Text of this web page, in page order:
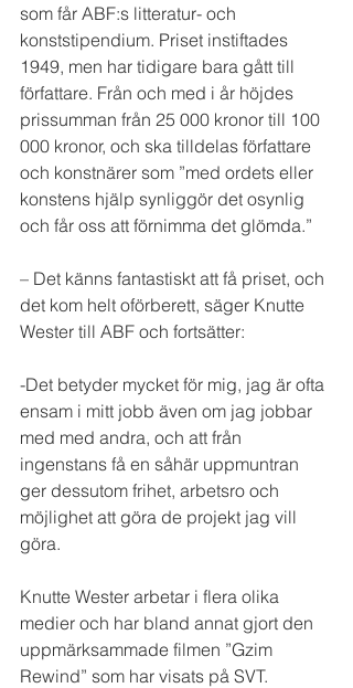
som får ABF:s litteratur- och
konststipendium. Priset instiftades
1949, men har tidigare bara gått till
författare. Från och med i år höjdes
prissumman från 25 000 kronor till 100
000 kronor, och ska tilldelas författare
och konstnärer som ”med ordets eller
konstens hjälp synliggör det osynlig
och får oss att förnimma det glömda.”
– Det känns fantastiskt att få priset, och
det kom helt oförberett, säger Knutte
Wester till ABF och fortsätter:
-Det betyder mycket för mig, jag är ofta
ensam i mitt jobb även om jag jobbar
med med andra, och att från
ingenstans få en såhär uppmuntran
ger dessutom frihet, arbetsro och
möjlighet att göra de projekt jag vill
göra.
Knutte Wester arbetar i flera olika
medier och har bland annat gjort den
uppmärksammade filmen ”Gzim
Rewind” som har visats på SVT.